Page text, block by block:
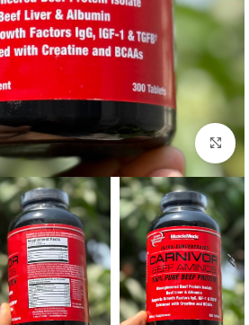
برای بزرگنمایی کلیک کنید